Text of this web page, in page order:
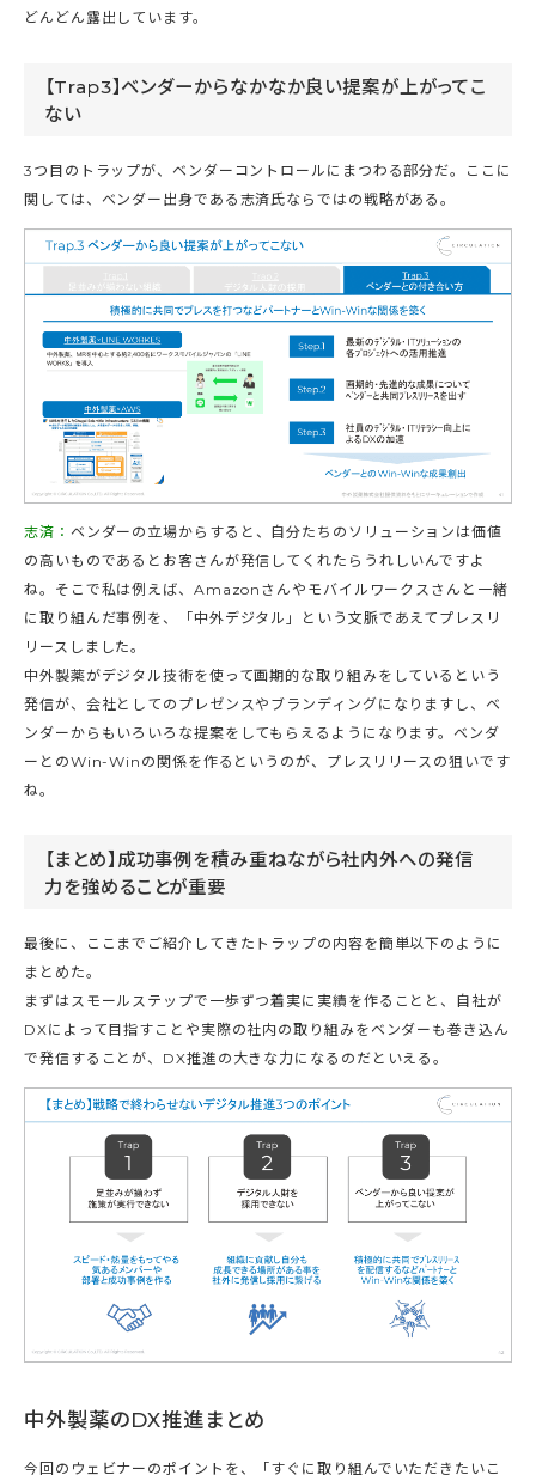
どんどん露出しています。
【Trap3】ベンダーからなかなか良い提案が上がってこ
ない
3つ目のトラップが、ベンダーコントロールにまつわる部分だ。ここに
関しては、ベンダー出身である志済氏ならではの戦略がある。
志済： ベンダーの立場からすると、自分たちのソリューションは価値
の高いものであるとお客さんが発信してくれたらうれしいんですよ
ね。そこで私は例えば、Amazonさんやモバイルワークスさんと一緒
に取り組んだ事例を、「中外デジタル」という文脈であえてプレスリ
リースしました。
中外製薬がデジタル技術を使って画期的な取り組みをしているという
発信が、会社としてのプレゼンスやブランディングになりますし、ベ
ンダーからもいろいろな提案をしてもらえるようになります。ベンダ
ーとのWin-Winの関係を作るというのが、プレスリリースの狙いです
ね。
【まとめ】成功事例を積み重ねながら社内外への発信
力を強めることが重要
最後に、ここまでご紹介してきたトラップの内容を簡単以下のように
まとめた。
まずはスモールステップで一歩ずつ着実に実績を作ることと、自社が
DXによって目指すことや実際の社内の取り組みをベンダーも巻き込ん
で発信することが、DX推進の大きな力になるのだといえる。
中外製薬のDX推進まとめ
今回のウェビナーのポイントを、「すぐに取り組んでいただきたいこ